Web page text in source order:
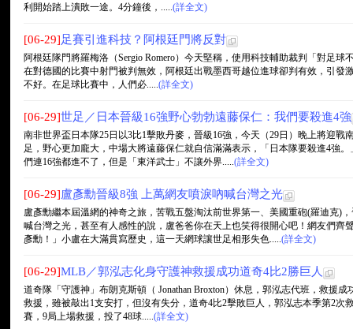
利開始踏上潰敗一途。4分鐘後，.....(詳全文)
[06-29]足賽引進科技？阿根廷門將反對
阿根廷隊門將羅梅洛（Sergio Romero）今天堅稱，使用科技輔助裁判「對足球
在對德國的比賽中射門被判無效，阿根廷出戰墨西哥越位進球卻判有效，引發
不好。在足球比賽中，人們必.....(詳全文)
[06-29]世足／日本晉級16強野心勃勃遠藤保仁：我們要殺進4強
南非世界盃日本隊25日以3比1擊敗丹麥，晉級16強，今天（29日）晚上將迎戰
足，野心更加龐大，中場大將遠藤保仁就自信滿滿表示，「日本隊要殺進4強
們連16強都進不了，但是「東洋武士」不讓外界.....(詳全文)
[06-29]盧彥勳晉級8強 上萬網友噴淚吶喊台灣之光
盧彥勳繼本屆溫網的神奇之旅，苦戰五盤淘汰前世界第一、美國重砲(羅迪克)
喊台灣之光，甚至有人感性的說，盧爸爸你在天上也笑得很開心吧！網友們齊
彥勳！」小盧在大滿貫寫歷史，這一天網球讓世足相形失色.....(詳全文)
[06-29]MLB／郭泓志化身守護神救援成功道奇4比2勝巨人
道奇隊「守護神」布朗克斯頓（ Jonathan Broxton）休息，郭泓志代班，救援
救援，雖被敲出1支安打，但沒有失分，道奇4比2擊敗巨人，郭泓志本季第2次
賽，9局上場救援，投了48球.....(詳全文)